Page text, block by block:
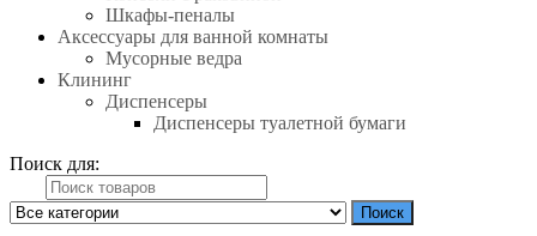
Шкафы-пеналы
Аксессуары для ванной комнаты
Мусорные ведра
Клининг
Диспенсеры
Диспенсеры туалетной бумаги
Поиск для:
Поиск